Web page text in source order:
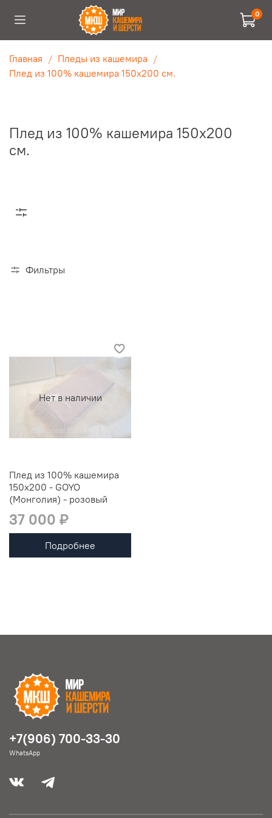
0
Главная
Пледы из кашемира
Плед из 100% кашемира 150x200 см.
Плед из 100% кашемира 150x200
см.
Фильтры
Нет в наличии
Плед из 100% кашемира
150x200 - GOYO
(Монголия) - розовый
37 000 ₽
Подробнее
+7(906) 700-33-30
WhatsApp